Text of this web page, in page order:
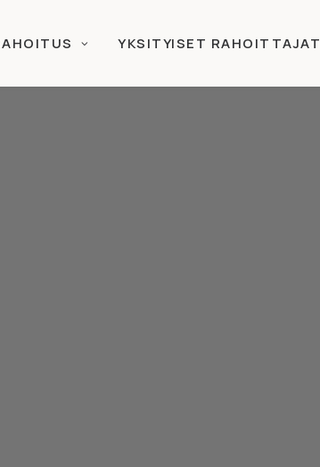
YKSITYISET RAHOITTAJAT